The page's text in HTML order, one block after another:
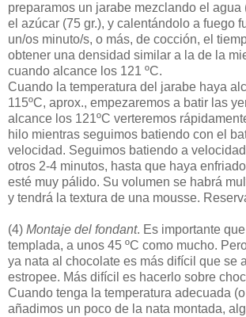
preparamos un jarabe mezclando el agua
el azúcar (75 gr.), y calentándolo a fuego
un/os minuto/s, o más, de cocción, el
obtener una densidad similar a la de la
cuando alcance los 121 ºC.
Cuando la temperatura del jarabe haya
115ºC, aprox., empezaremos a batir las
alcance los 121ºC verteremos
hilo mientras seguimos batiendo con el
velocidad. Seguimos batiendo a
otros 2-4 minutos, hasta que haya
esté muy pálido. Su volumen se habrá
y tendrá la textura de una mousse.
(4) Montaje del fondant. Es importante
templada, a unos 45 ºC como mucho.
ya nata al chocolate es más difícil que se
estropee. Más difícil es hacerlo sobre
Cuando tenga la temperatura adecuada
añadimos un poco de la nata montada,